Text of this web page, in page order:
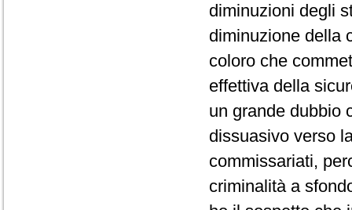
diminuzioni degli
diminuzione della
coloro che
effettiva della
un grande dubbio
dissuasivo verso
commissariati,
criminalità a